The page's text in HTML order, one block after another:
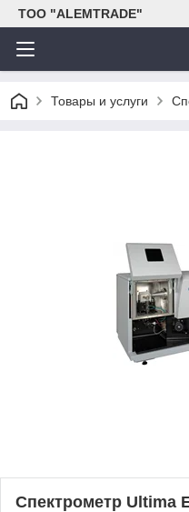
ТОО "ALEMTRADE"
Товары и услуги
Спектрометр Ultima